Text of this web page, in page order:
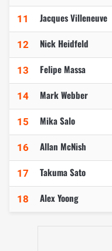
11 Jacques Villeneuve
12 Nick Heidfeld
13 Felipe Massa
14 Mark Webber
15 Mika Salo
16 Allan McNish
17 Takuma Sato
18 Alex Yoong